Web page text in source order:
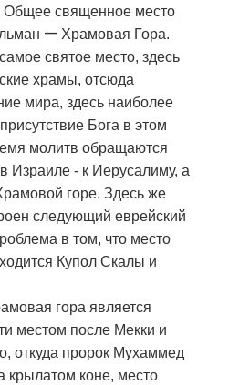
Общее священное место
— Храмовая Гора.
святое место, здесь
храмы, отсюда
мира, здесь наиболее
Бога в этом
молитв обращаются
Израиле - к Иерусалиму, а
горе. Здесь же
следующий еврейский
в том, что место
Купол Скалы и
гора является
местом после Мекки и
откуда пророк Мухаммед
крылатом коне, место